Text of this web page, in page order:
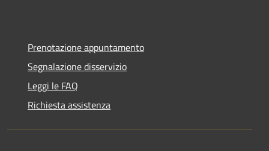
Prenotazione appuntamento
Segnalazione disservizio
Leggi le FAQ
Richiesta assistenza